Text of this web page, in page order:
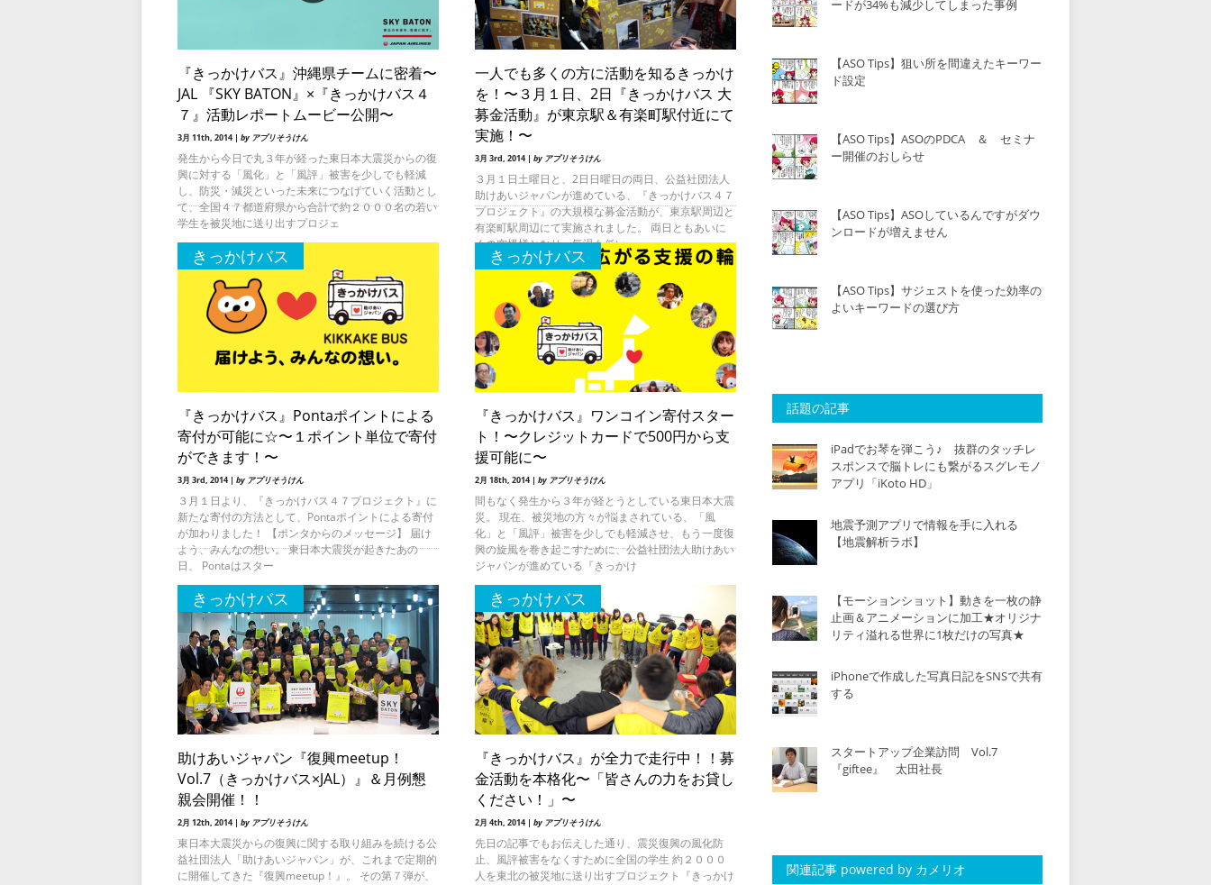
『きっかけバス』沖縄県チームに密着〜
JAL 『SKY BATON』×『きっかけバス４
７』活動レポートムービー公開〜
3月 11th, 2014 | by アプリそうけん
発生から今日で丸３年が経った東日本大震災からの復
興に対する「風化」と「風評」被害を少しでも軽減
し、防災・減災といった未来につなげていく活動とし
て、全国４７都道府県から合計で約２０００名の若い
学生を被災地に送り出すプロジェ
一人でも多くの方に活動を知るきっかけ
を！〜３月１日、2日『きっかけバス 大
募金活動』が東京駅＆有楽町駅付近にて
実施！〜
3月 3rd, 2014 | by アプリそうけん
３月１日土曜日と、2日日曜日の両日、公益社団法人
助けあいジャパンが進めている、『きっかけバス４７
プロジェクト』の大規模な募金活動が、東京駅周辺と
有楽町駅周辺にて実施されました。 両日ともあいに
くの空模様となり、気温も低い
きっかけバス
『きっかけバス』Pontaポイントによる
寄付が可能に☆〜１ポイント単位で寄付
ができます！〜
3月 3rd, 2014 | by アプリそうけん
３月１日より、『きっかけバス４７プロジェクト』に
新たな寄付の方法として、Pontaポイントによる寄付
が加わりました！ 【ポンタからのメッセージ】 届け
よう、みんなの想い。 東日本大震災が起きたあの
日、 Pontaはスター
きっかけバス
『きっかけバス』ワンコイン寄付スター
ト！〜クレジットカードで500円から支
援可能に〜
2月 18th, 2014 | by アプリそうけん
間もなく発生から３年が経とうとしている東日本大震
災。 現在、被災地の方々が悩まされている、「風
化」と「風評」被害を少しでも軽減させ、もう一度復
興の旋風を巻き起こすために、公益社団法人助けあい
ジャパンが進めている『きっかけ
きっかけバス
助けあいジャパン『復興meetup！
Vol.7（きっかけバス×JAL）』＆月例懇
親会開催！！
2月 12th, 2014 | by アプリそうけん
東日本大震災からの復興に関する取り組みを続ける公
益社団法人「助けあいジャパン」が、これまで定期的
に開催してきた『復興meetup！』。 その第７弾が、
きっかけバス
『きっかけバス』が全力で走行中！！募
金活動を本格化〜「皆さんの力をお貸し
ください！」〜
2月 4th, 2014 | by アプリそうけん
先日の記事でもお伝えした通り、震災復興の風化防
止、風評被害をなくすために全国の学生 約２０００
人を東北の被災地に送り出すプロジェクト『きっかけ
ードが34%も減少してしまった事例
【ASO Tips】狙い所を間違えたキーワー
ド設定
【ASO Tips】ASOのPDCA ＆ セミナ
ー開催のおしらせ
【ASO Tips】ASOしているんですがダウ
ンロードが増えません
【ASO Tips】サジェストを使った効率の
よいキーワードの選び方
話題の記事
iPadでお琴を弾こう♪ 抜群のタッチレ
スポンスで脳トレにも繋がるスグレモノ
アプリ「iKoto HD」
地震予測アプリで情報を手に入れる
【地震解析ラボ】
【モーションショット】動きを一枚の静
止画＆アニメーションに加工★オリジナ
リティ溢れる世界に1枚だけの写真★
iPhoneで作成した写真日記をSNSで共有
する
スタートアップ企業訪問 Vol.7
『giftee』 太田社長
関連記事 powered by カメリオ